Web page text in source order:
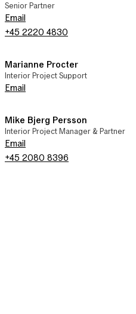
Senior Partner
Email
+45 2220 4830
Marianne Procter
Interior Project Support
Email
Mike Bjerg Persson
Interior Project Manager & Partner
Email
+45 2080 8396